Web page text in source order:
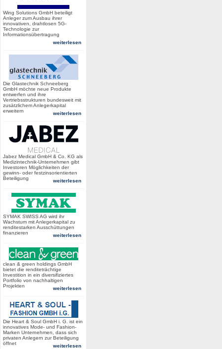
Wing Solutions GmbH beteiligt
Anleger zum Ausbau ihrer
innovativen, drahtlosen 5G-
Technologie zur
Informationsübertragung
weiterlesen
Die Glastechnik Schneeberg
GmbH möchte neue Produkte
entwerfen und ihre
Vertriebsstrukturen bundesweit mit
zusätzlichem Anlegerkapital
erweitern
weiterlesen
Jabez Medical GmbH & Co. KG als
Medizintechnik-Unternehmen gibt
Investoren Möglichkeiten der
gewinn- oder festzinsorientierten
Beteiligung
weiterlesen
SYMAK SWISS AG wird ihr
Wachstum mit Anlegerkapital zu
renditestarken Ausschüttungen
finanzieren
weiterlesen
clean & green holdings GmbH
bietet die renditeträchtige
Investition in ein diversifiziertes
Portfolio von nachhaltigen
Projekten
weiterlesen
Die Heart & Soul GmbH i. G. ist ein
innovatives Mode- und Fashion-
Marken Unternehmen, dass sich
privaten Anlegern zur Beteiligung
öffnet
weiterlesen